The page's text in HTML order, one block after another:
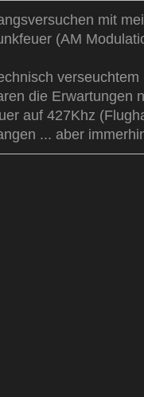
mit
(AM
die Erwartungen
auf 427Khz
... aber